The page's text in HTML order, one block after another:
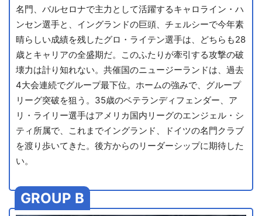
名門、バルセロナで主力として活躍するキャロライン・ハ
ンセン選手と、イングランドの巨頭、チェルシーで今年素
晴らしい成績を残したグロ・ライテン選手は、どちらも28
歳とキャリアの全盛期だ。このふたりが牽引する攻撃の破
壊力は計り知れない。共催国のニュージーランドは、過去
4大会連続でグループ最下位。ホームの強みで、グループ
リーグ突破を狙う。35歳のベテランディフェンダー、ア
リ・ライリー選手はアメリカ国内リーグのエンジェル・シ
ティ所属で、これまでイングランド、ドイツの名門クラブ
を渡り歩いてきた。後方からのリーダーシップに期待した
い。
GROUP B